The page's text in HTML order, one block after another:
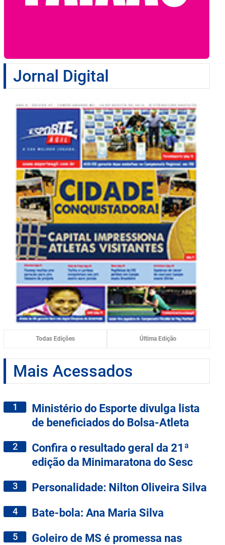
Jornal Digital
Todas Edições Última Edição
Mais Acessados
1
Ministério do Esporte divulga lista
de beneficiados do Bolsa-Atleta
2
Confira o resultado geral da 21ª
edição da Minimaratona do Sesc
3 Personalidade: Nilton Oliveira Silva
4 Bate-bola: Ana Maria Silva
5
Goleiro de MS é promessa nas